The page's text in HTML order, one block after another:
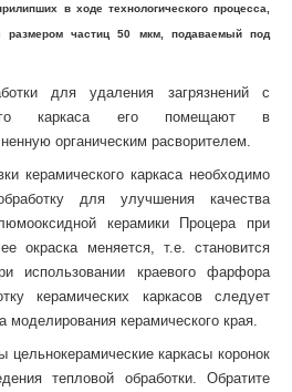
в ходе технологического процесса,
размером частиц 50 мкм, подаваемый под
для удаления загрязнений с
каркаса его помещают в
органическим расворителем.
керамического каркаса необходимо
для улучшения качества
керамики Процера при
окраска меняется, т.е. становится
использовании краевого фарфора
керамических каркасов следует
моделирования керамического края.
каркасы коронок
тепловой обработки. Обратите